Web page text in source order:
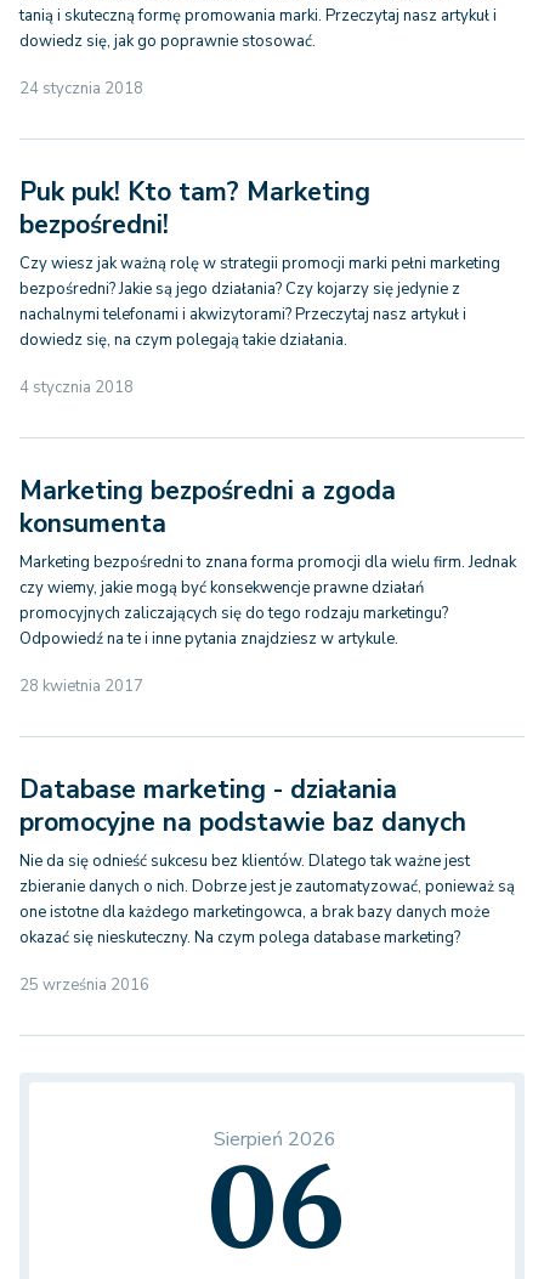
tanią i skuteczną formę promowania marki. Przeczytaj nasz artykuł i
dowiedz się, jak go poprawnie stosować.
24 stycznia 2018
Puk puk! Kto tam? Marketing
bezpośredni!
Czy wiesz jak ważną rolę w strategii promocji marki pełni marketing
bezpośredni? Jakie są jego działania? Czy kojarzy się jedynie z
nachalnymi telefonami i akwizytorami? Przeczytaj nasz artykuł i
dowiedz się, na czym polegają takie działania.
4 stycznia 2018
Marketing bezpośredni a zgoda
konsumenta
Marketing bezpośredni to znana forma promocji dla wielu firm. Jednak
czy wiemy, jakie mogą być konsekwencje prawne działań
promocyjnych zaliczających się do tego rodzaju marketingu?
Odpowiedź na te i inne pytania znajdziesz w artykule.
28 kwietnia 2017
Database marketing - działania
promocyjne na podstawie baz danych
Nie da się odnieść sukcesu bez klientów. Dlatego tak ważne jest
zbieranie danych o nich. Dobrze jest je zautomatyzować, ponieważ są
one istotne dla każdego marketingowca, a brak bazy danych może
okazać się nieskuteczny. Na czym polega database marketing?
25 września 2016
Sierpień 2026
06